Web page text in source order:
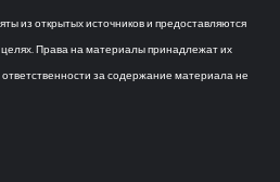
из открытых источников и предоставляются
Права на материалы принадлежат их
за содержание материала не